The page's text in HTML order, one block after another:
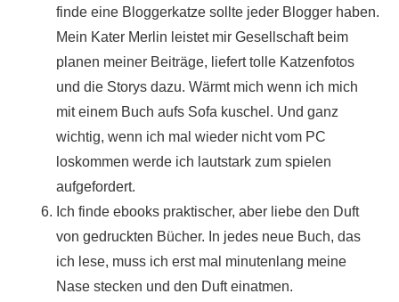
finde eine Bloggerkatze sollte jeder Blogger haben.
Mein Kater Merlin leistet mir Gesellschaft beim
planen meiner Beiträge, liefert tolle Katzenfotos
und die Storys dazu. Wärmt mich wenn ich mich
mit einem Buch aufs Sofa kuschel. Und ganz
wichtig, wenn ich mal wieder nicht vom PC
loskommen werde ich lautstark zum spielen
aufgefordert.
Ich finde ebooks praktischer, aber liebe den Duft
von gedruckten Bücher. In jedes neue Buch, das
ich lese, muss ich erst mal minutenlang meine
Nase stecken und den Duft einatmen.